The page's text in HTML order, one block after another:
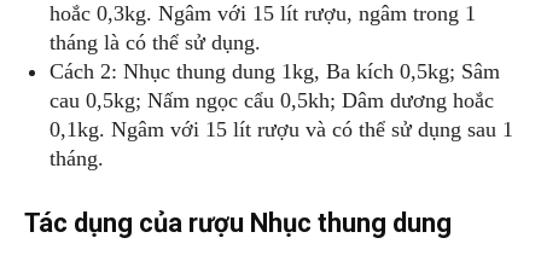
hoắc 0,3kg. Ngâm với 15 lít rượu, ngâm trong 1
tháng là có thể sử dụng.
Cách 2: Nhục thung dung 1kg, Ba kích 0,5kg; Sâm
cau 0,5kg; Nấm ngọc cẩu 0,5kh; Dâm dương hoắc
0,1kg. Ngâm với 15 lít rượu và có thể sử dụng sau 1
tháng.
Tác dụng của rượu Nhục thung dung